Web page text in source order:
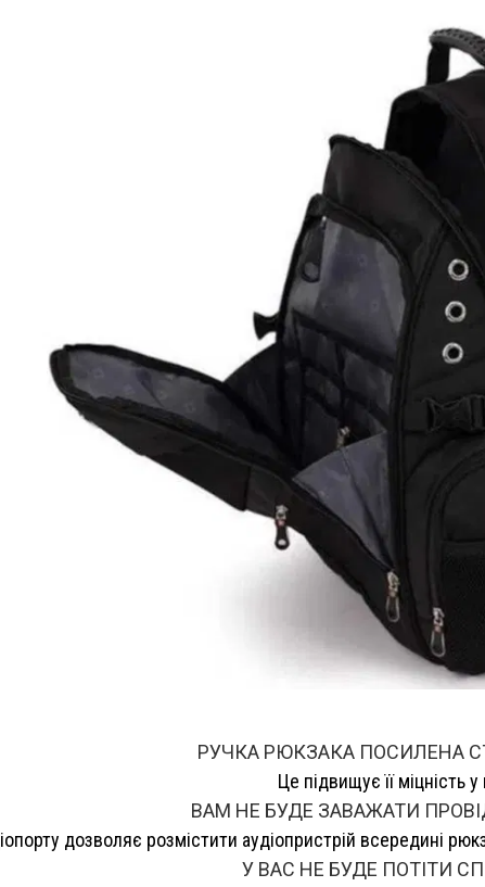
РУЧКА РЮКЗАКА ПОСИЛЕНА
Це підвищує її міцність у
ВАМ НЕ БУДЕ ЗАВАЖАТИ
дозволяє розмістити аудіопристрій всередині
У ВАС НЕ БУДЕ ПОТІТИ